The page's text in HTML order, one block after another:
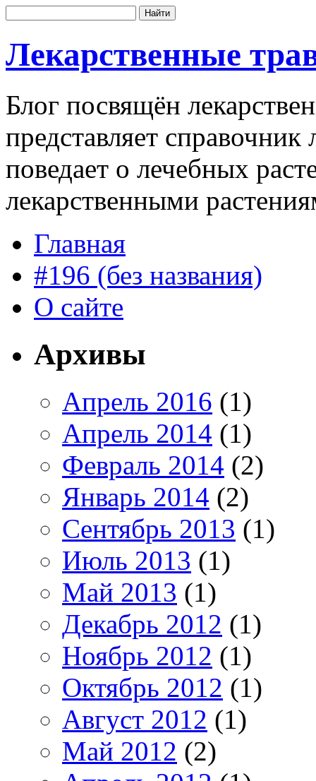
Лекарственные
Блог посвящён
представляет
поведает о лечебных
лекарственными
Главная
#196 (без названия)
О сайте
Архивы
Апрель 2016 (1)
Апрель 2014 (1)
Февраль 2014 (2)
Январь 2014 (2)
Сентябрь 2013 (1)
Июль 2013 (1)
Май 2013 (1)
Декабрь 2012 (1)
Ноябрь 2012 (1)
Октябрь 2012 (1)
Август 2012 (1)
Май 2012 (2)